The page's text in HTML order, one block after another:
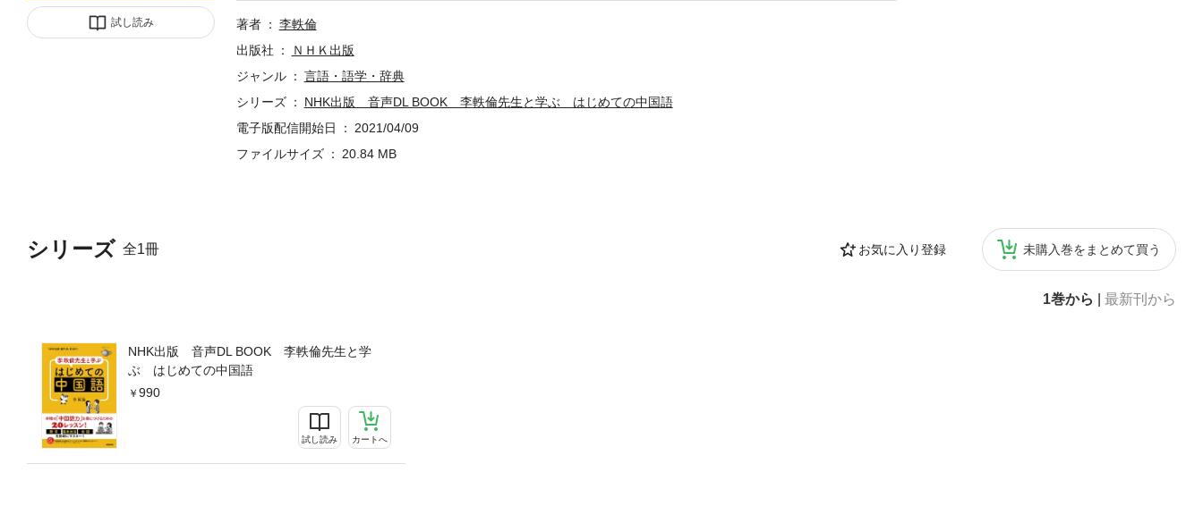
試し読み
シリーズ 全1冊 お気に入り登録 未購入巻をまとめて買う
1巻から 最新刊から
NHK出版 音声DL BOOK 李軼倫先生と学
ぶ はじめての中国語
990
試し読み カートへ
述語文と連動文 反復疑問文 選択疑問文●０〜１００の言い方 日付・曜日・時刻の言い方●所有を表す“有” ●所在
を表す“在” ●二重目的語文●完了を表す“了” 変化を表す“了” ●時・場所を表す連用修飾語の語順●経験を表す“过”
作の進行●状態の持続●比較表現“比” “没有”●使役文 兼語文●受身文 把構文 ほか〈音声のダウンロードについて〉
本書を購入された方は、本書の音声をNHK出版サイトからダウンロードできます。詳しくは書籍内の説明ページをご
参照ください。・スマホまたはタブレットでは、NHK出版アプリ「語学プレーヤー」（無料）を利用します。・パソ
が必要です。
著者
李軼倫
出版社
ＮＨＫ出版
ジャンル
言語・語学・辞典
シリーズ
NHK出版 音声DL BOOK 李軼倫先生と学ぶ はじめての中国語
電子版配信開始日
2021/04/09
ファイルサイズ
20.84 MB